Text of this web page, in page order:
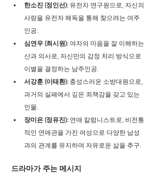
한소진 (정인선): 유전자 연구원으로, 자신의
사랑을 유전자 해독을 통해 찾으려는 여주
인공.
심연우 (최시원): 여자의 마음을 잘 이해하는
산과 의사로, 자신만의 감정 처리 방식으로
이별을 결정하는 남주인공.
서강훈 (이태환): 충성스러운 소방대원으로,
과거의 실패에서 깊은 죄책감을 갖고 있는
인물.
장미은 (정유진): 연애 칼럼니스트로, 비전통
적인 연애관을 가진 여성으로 다양한 남성
과의 관계를 유지하며 자유로운 삶을 추구.
드라마가 주는 메시지